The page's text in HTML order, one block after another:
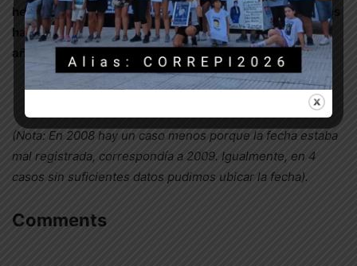
hemos llegado a conocer (como decíamos más arriba, es
habitual que los datos de un 25% o más de los casos del
año en curso nos lleguen después del fin de año).
(Nota: En 2008 hay un caso menos porque la fecha estaba
mal registrada, correspondía a 2009. Igualmente, en 4
casos sin suficientes datos pudimos ubicar la fecha).
Comments